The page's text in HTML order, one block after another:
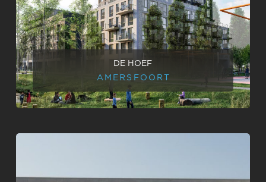
DE HOEF
AMERSFOORT